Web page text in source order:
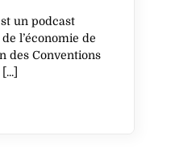
un podcast
l’économie de
des Conventions